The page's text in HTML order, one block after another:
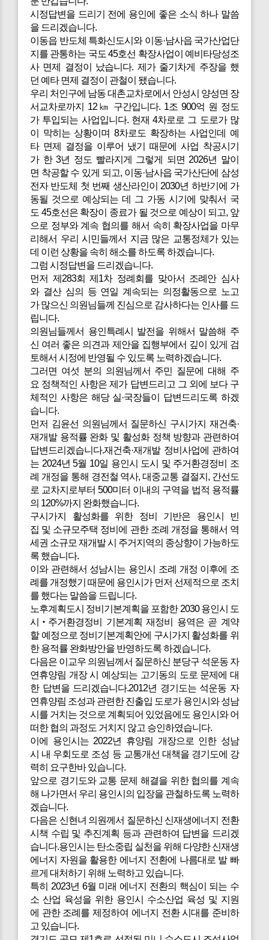
시정답변을 드리기 전에 용인에 좋은 소식 하나 말씀
을 드리겠습니다.
이동읍 반도체 특화신도시와 이동·남사읍 국가산업단
지를 관통하는 국도 45호선 확장사업이 예비타당성조
사 면제 결정이 났습니다. 제가 줄기차게 주장을 했
던 예타 면제 결정이 관철이 됐습니다.
우리 처인구에 남동 대촌교차로에서 안성시 양성면 장
서교차로까지 12㎞ 구간입니다. 1조 900억 원 정도
가 투입되는 사업입니다. 현재 4차로로 그 도로가 많
이 막히는 상황이며 8차로도 확장하는 사업인데 예
타 면제 결정을 이루어 냈기 때문에 사업 착공시기
가 한 3년 정도 빨라지게 그렇게 되면 2026년 말이
면 착공할 수 있게 되고, 이동·남사읍 국가산단에 삼성
전자 반도체 첫 번째 생산라인이 2030년 하반기에 가
동될 것으로 예상되는 데 그 가동 시기에 맞춰서 국
도 45호선은 확장이 종료가 될 것으로 예상이 되고, 앞
으로 정부와 계속 협의를 해서 속히 확장사업을 마무
리해서 우리 시민들께서 지금 많은 교통정체가 있는
데 이런 상황을 속히 해소를 하도록 하겠습니다.
그럼 시정답변을 드리겠습니다.
먼저 제283회 제1차 정례회를 맞아서 조례안 심사
와 결산 심의 등 연일 계속되는 의정활동으로 노고
가 많으신 의원님들께 진심으로 감사하다는 인사를 드
립니다.
의원님들께서 용인특례시 발전을 위해서 말씀해 주
신 여러 좋은 의견과 제안을 집행부에서 깊이 있게 검
토해서 시정에 반영될 수 있도록 노력하겠습니다.
그러면 여섯 분의 의원님께서 주민 질문에 대해 주
요 정책적인 사항은 제가 답변드리고 그 외에 보다 구
체적인 사항은 해당 실·국장들이 답변드리도록 하겠
습니다.
먼저 김윤선 의원님께서 질문하신 구시가지 재건축·
재개발 용적률 완화 및 활성화 정책 방향과 관련하여
답변드리겠습니다.재건축·재개발 정비사업에 관하여
는 2024년 5월 10일 용인시 도시 및 주거환경정비 조
례 개정을 통해 경전철 역사, 대중교통 결절지, 간선도
로 교차지로부터 500미터 이내의 구역을 법적 용적률
의 120%까지 완화했습니다.
구시가지 활성화를 위한 정비 기반은 용인시 빈
집 및 소규모주택 정비에 관한 조례 개정을 통해서 역
세권 소규모 재개발 시 주거지역의 종상향이 가능하도
록 했습니다.
이와 관련해서 성남시는 용인시 조례 개정 이후에 조
례를 개정했기 때문에 용인시가 먼저 선제적으로 조치
를 했다는 말씀을 드립니다.
노후계획도시 정비기본계획을 포함한 2030 용인시 도
시‧주거환경정비 기본계획 재정비 용역은 곧 계약
할 예정으로 정비기본계획안에 구시가지 활성화를 위
한 용적률 완화방안을 반영하도록 하겠습니다.
다음은 이교우 의원님께서 질문하신 분당구 석운동 자
연휴양림 개장 시 예상되는 고기동의 도로 문제에 대
한 답변을 드리겠습니다.2012년 경기도는 석운동 자
연휴양림 조성과 관련한 진출입 도로가 용인시와 성남
시를 거치는 것으로 계획되어 있었음에도 용인시와 어
떠한 협의 과정도 거치지 않고 승인하였습니다.
이에 용인시는 2022년 휴양림 개장으로 인한 성남
시 내 우회도로 조성 등 교통개선 대책을 경기도에 강
력히 요구한바 있습니다.
앞으로 경기도와 교통 문제 해결을 위한 협의를 계속
해 나가면서 우리 용인시의 입장을 관철하도록 노력하
겠습니다.
다음은 신현녀 의원께서 질문하신 신재생에너지 전환
시책 수립 및 추진계획 등과 관련하여 답변을 드리겠
습니다.용인시는 탄소중립 실천을 위해 다양한 신재생
에너지 자원을 활용한 에너지 전환에 나름대로 발 빠
르게 대처하기 위해 노력하고 있습니다.
특히 2023년 6월 미래 에너지 전환의 핵심이 되는 수
소 산업 육성을 위한 용인시 수소산업 육성 및 지원
에 관한 조례를 제정하여 에너지 전환 시대를 준비하
고 있습니다.